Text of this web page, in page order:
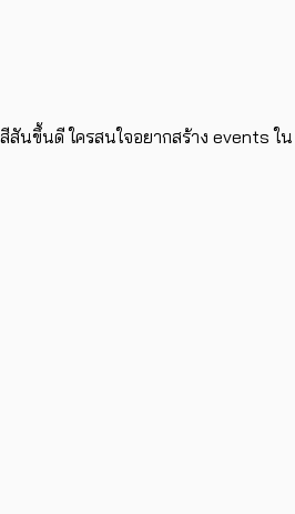
สันขึ้นดี ใครสนใจอยากสร้าง events ใน